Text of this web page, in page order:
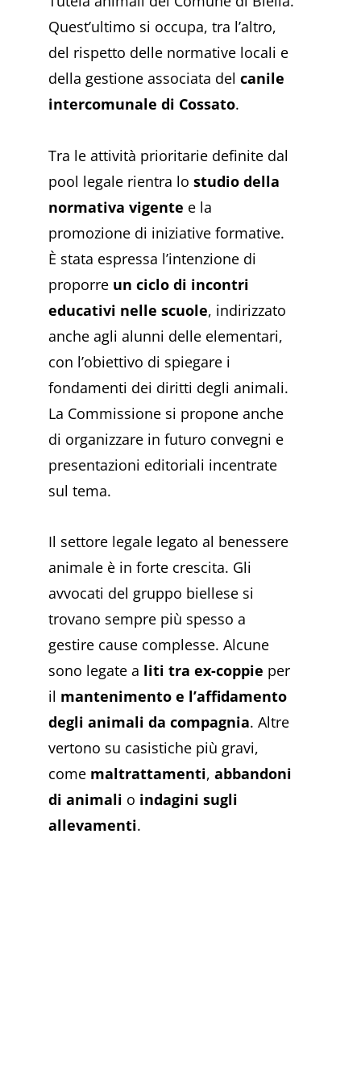
Quest’ultimo si occupa, tra l’altro,
del rispetto delle normative locali e
della gestione associata del canile
intercomunale di Cossato.
Tra le attività prioritarie definite dal
pool legale rientra lo studio della
normativa vigente e la
promozione di iniziative formative.
È stata espressa l’intenzione di
proporre un ciclo di incontri
educativi nelle scuole, indirizzato
anche agli alunni delle elementari,
con l’obiettivo di spiegare i
fondamenti dei diritti degli animali.
La Commissione si propone anche
di organizzare in futuro convegni e
presentazioni editoriali incentrate
sul tema.
Il settore legale legato al benessere
animale è in forte crescita. Gli
avvocati del gruppo biellese si
trovano sempre più spesso a
gestire cause complesse. Alcune
sono legate a liti tra ex-coppie per
il mantenimento e l’affidamento
degli animali da compagnia. Altre
vertono su casistiche più gravi,
come maltrattamenti, abbandoni
di animali o indagini sugli
allevamenti.